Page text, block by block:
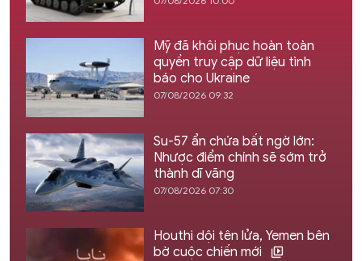
Mỹ đã khôi phục hoàn toàn
quyền truy cập dữ liệu tình
báo cho Ukraine
07/08/2026 09:32
Su-57 ẩn chứa bất ngờ lớn:
Nhược điểm chính sẽ sớm trở
thành dĩ vãng
07/08/2026 07:30
Houthi dội tên lửa, Yemen bên
bờ cuộc chiến mới